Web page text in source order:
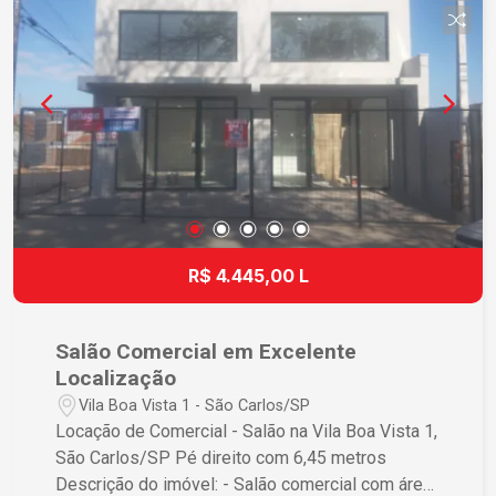
Localização: - Próximo a comércios locais,
restaurantes, escolas e pontos de ônibus - Fácil
acesso à avenidas principais e rodovias -
Contrato de locação com fiador ou seguro fiança
Agende sua visita e venha conhecer esse
excelente imóvel para o seu negócio na Vila Boa
Vista 1, em São Carlos/SP! Não perca essa
oportunidade! Imagens meramente ilustrativas.
Valores e condições sujeitos a alterações sem
R$ 4.445,00 L
Salão Comercial em Excelente
Localização
Vila Boa Vista 1 - São Carlos/SP
Locação de Comercial - Salão na Vila Boa Vista 1,
São Carlos/SP Pé direito com 6,45 metros
Descrição do imóvel: - Salão comercial com área